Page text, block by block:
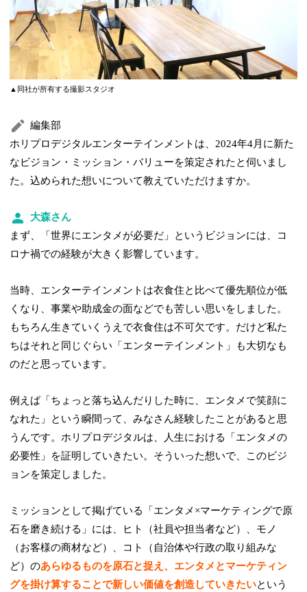
▲同社が所有する撮影スタジオ
編集部
ホリプロデジタルエンターテインメントは、2024年4月に新た
なビジョン・ミッション・バリューを策定されたと伺いまし
た。込められた想いについて教えていただけますか。
大森さん
まず、「世界にエンタメが必要だ」というビジョンには、コ
ロナ禍での経験が大きく影響しています。
当時、エンターテインメントは衣食住と比べて優先順位が低
くなり、事業や助成金の面などでも苦しい思いをしました。
もちろん生きていくうえで衣食住は不可欠です。だけど私た
ちはそれと同じぐらい「エンターテインメント」も大切なも
のだと思っています。
例えば「ちょっと落ち込んだりした時に、エンタメで笑顔に
なれた」という瞬間って、みなさん経験したことがあると思
うんです。ホリプロデジタルは、人生における「エンタメの
必要性」を証明していきたい。そういった想いで、このビジ
ョンを策定しました。
ミッションとして掲げている「エンタメ×マーケティングで原
石を磨き続ける」には、ヒト（社員や担当者など）、モノ
（お客様の商材など）、コト（自治体や行政の取り組みな
ど）のあらゆるものを原石と捉え、エンタメとマーケティン
グを掛け算することで新しい価値を創造していきたいという